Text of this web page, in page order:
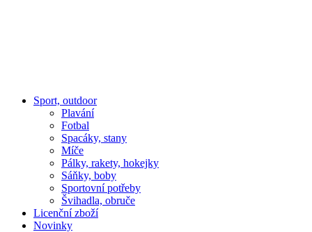
Sport, outdoor
Plavání
Fotbal
Spacáky, stany
Míče
Pálky, rakety, hokejky
Sáňky, boby
Sportovní potřeby
Švihadla, obruče
Licenční zboží
Novinky